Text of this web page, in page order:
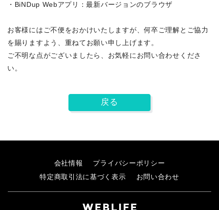
・BiNDup Webアプリ：最新バージョンのブラウザ
お客様にはご不便をおかけいたしますが、何卒ご理解とご協力
を賜りますよう、重ねてお願い申し上げます。
ご不明な点がございましたら、お気軽にお問い合わせくださ
い。
戻る
会社情報
プライバシーポリシー
特定商取引法に基づく表示
お問い合わせ